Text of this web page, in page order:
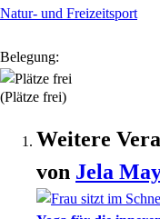
Natur- und Freizeitsport
Belegung:
(Plätze frei)
Weitere
von Jela